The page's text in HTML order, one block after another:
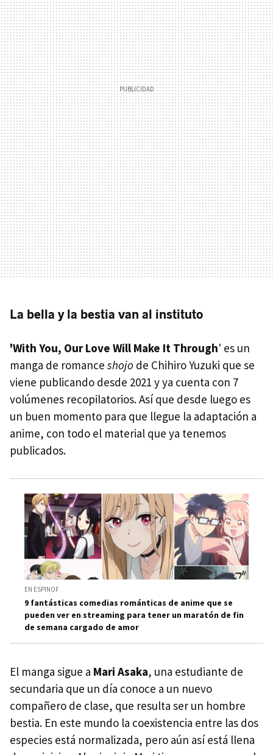
La bella y la bestia van al instituto
'With You, Our Love Will Make It Through' es un
manga de romance shojo de Chihiro Yuzuki que se
viene publicando desde 2021 y ya cuenta con 7
volúmenes recopilatorios. Así que desde luego es
un buen momento para que llegue la adaptación a
anime, con todo el material que ya tenemos
publicados.
EN ESPINOF
9 fantásticas comedias románticas de anime que se
pueden ver en streaming para tener un maratón de fin
de semana cargado de amor
El manga sigue a Mari Asaka, una estudiante de
secundaria que un día conoce a un nuevo
compañero de clase, que resulta ser un hombre
bestia. En este mundo la coexistencia entre las dos
especies está normalizada, pero aún así está llena